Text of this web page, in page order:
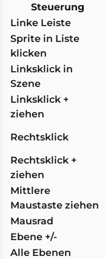
Steuerung
Linke Leiste
Sprite in Liste
klicken
Linksklick in
Szene
Linksklick +
ziehen
Rechtsklick
Rechtsklick +
ziehen
Mittlere
Maustaste ziehen
Mausrad
Ebene +/-
Alle Ebenen